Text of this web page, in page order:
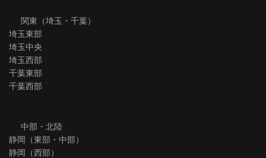
関東（埼玉・千葉）
埼玉東部
埼玉中央
埼玉西部
千葉東部
千葉西部
中部・北陸
静岡（東部・中部）
静岡（西部）